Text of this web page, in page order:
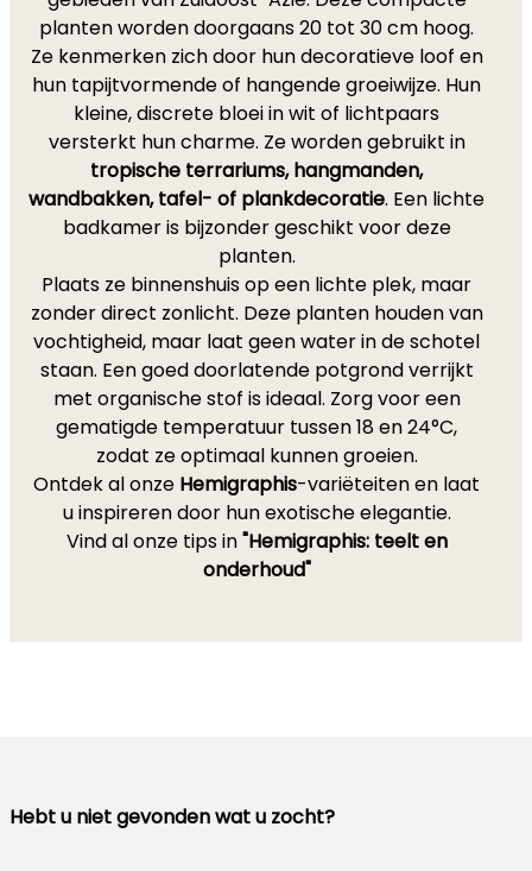
planten worden doorgaans 20 tot 30 cm hoog.
Ze kenmerken zich door hun decoratieve loof en
hun tapijtvormende of hangende groeiwijze. Hun
kleine, discrete bloei in wit of lichtpaars
versterkt hun charme. Ze worden gebruikt in
tropische terrariums, hangmanden,
wandbakken, tafel- of plankdecoratie. Een lichte
badkamer is bijzonder geschikt voor deze
planten.
Plaats ze binnenshuis op een lichte plek, maar
zonder direct zonlicht. Deze planten houden van
vochtigheid, maar laat geen water in de schotel
staan. Een goed doorlatende potgrond verrijkt
met organische stof is ideaal. Zorg voor een
gematigde temperatuur tussen 18 en 24°C,
zodat ze optimaal kunnen groeien.
Ontdek al onze Hemigraphis-variëteiten en laat
u inspireren door hun exotische elegantie.
Vind al onze tips in"Hemigraphis: teelt en
onderhoud"
Hebt u niet gevonden wat u zocht?